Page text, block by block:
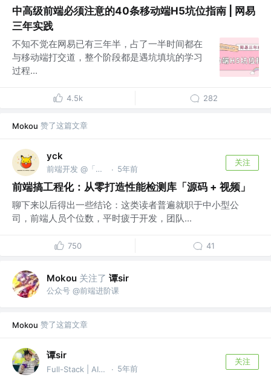
中高级前端必须注意的40条移动端H5坑位指南 | 网易
三年实践
不知不觉在网易已有三年半，占了一半时间都在
与移动端打交道，整个阶段都是遇坑填坑的学习
过程...
4.5k 282
Mokou 赞了这篇文章
yck
前端开发 @「前端真好玩」公众号作者 · 5年前
关注
前端搞工程化：从零打造性能检测库「源码 + 视频」
聊下来以后得出一些结论：这类读者普遍就职于中小型公
司，前端人员个位数，平时疲于开发，团队...
750 41
Mokou 关注了 谭sir
公众号 @前端进阶课
Mokou 赞了这篇文章
谭sir
Full-Stack | AI Agent · 5年前
关注